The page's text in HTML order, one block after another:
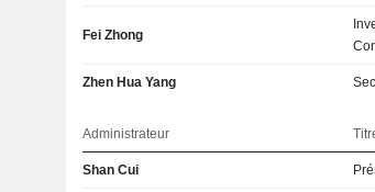
Fei Zhong
Zhen Hua Yang
Administrateur
Shan Cui